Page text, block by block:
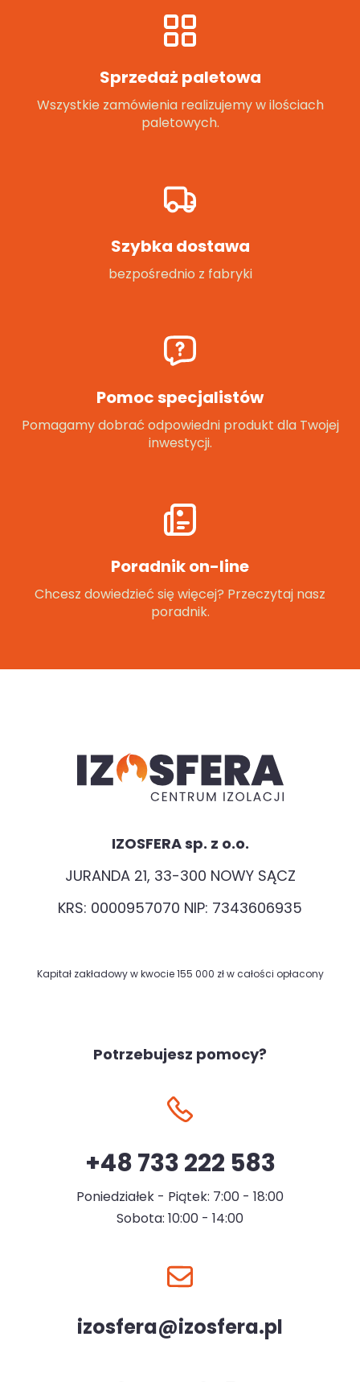
Sprzedaż paletowa
Wszystkie zamówienia realizujemy w ilościach
paletowych.
Szybka dostawa
bezpośrednio z fabryki
Pomoc specjalistów
Pomagamy dobrać odpowiedni produkt dla Twojej
inwestycji.
Poradnik on-line
Chcesz dowiedzieć się więcej? Przeczytaj nasz
poradnik.
IZOSFERA sp. z o.o.
JURANDA 21, 33-300 NOWY SĄCZ
KRS: 0000957070 NIP: 7343606935
Kapitał zakładowy w kwocie 155 000 zł w całości opłacony
Potrzebujesz pomocy?
+48 733 222 583
Poniedziałek - Piątek: 7:00 - 18:00
Sobota: 10:00 - 14:00
izosfera@izosfera.pl